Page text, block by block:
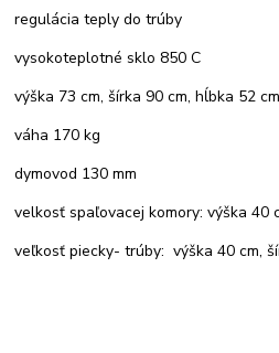
regulácia teply do trúby
vysokoteplotné sklo 850 C
výška 73 cm, šírka 90 cm, hĺbka 52 cm
váha 170 kg
dymovod 130 mm
velkosť spaľovacej komory: výška 40
veľkosť piecky- trúby: výška 40 cm,